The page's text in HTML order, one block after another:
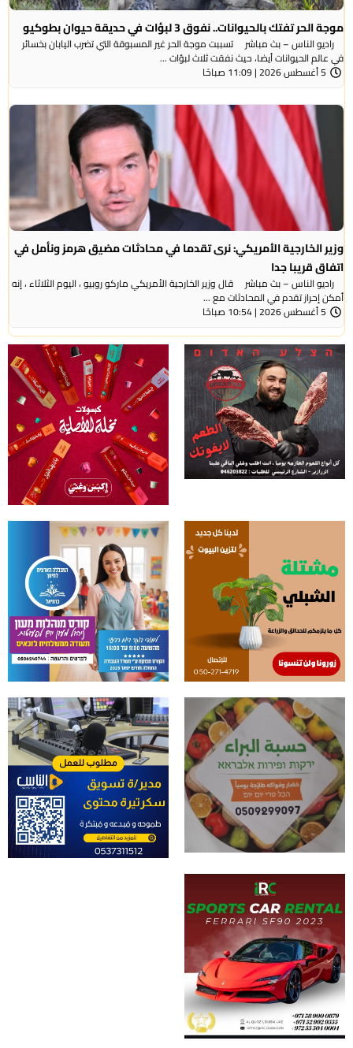
موجة الحر تفتك بالحيوانات.. نفوق 3 لبؤات في حديقة حيوان بطوكيو
راديو الناس – بث مباشر تسببت موجة الحر غير المسبوقة التي تضرب اليابان بخسائر
في عالم الحيوانات أيضا، حيث نفقت ثلاث لبؤات ...
5 أغسطس 2026 | 11:09 صباحًا
وزير الخارجية الأمريكي: نرى تقدما في محادثات مضيق هرمز ونأمل في
اتفاق قريبا جدا
راديو الناس – بث مباشر قال وزير الخارجية الأمريكي ماركو روبيو ، اليوم الثلاثاء ، إنه
أمكن إحراز تقدم في المحادثات مع ...
5 أغسطس 2026 | 10:54 صباحًا